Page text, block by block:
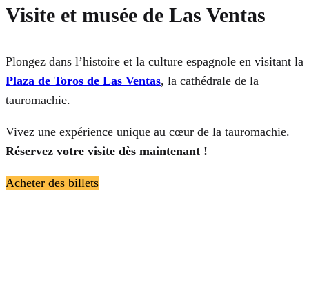
Visite et musée de Las Ventas
Plongez dans l’histoire et la culture espagnole en visitant la
Plaza de Toros de Las Ventas, la cathédrale de la
tauromachie.
Vivez une expérience unique au cœur de la tauromachie.
Réservez votre visite dès maintenant !
Acheter des billets